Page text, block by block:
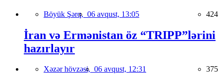
Böyük Şərq, 06 avqust, 13:05 424
İran və Ermənistan öz “TRIPP”lərini
hazırlayır
Xəzər hövzəsi, 06 avqust, 12:31 375